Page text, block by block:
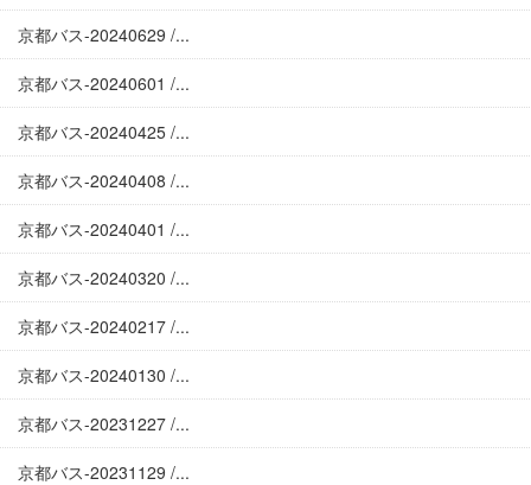
京都バス-20240629 /...
京都バス-20240601 /...
京都バス-20240425 /...
京都バス-20240408 /...
京都バス-20240401 /...
京都バス-20240320 /...
京都バス-20240217 /...
京都バス-20240130 /...
京都バス-20231227 /...
京都バス-20231129 /...